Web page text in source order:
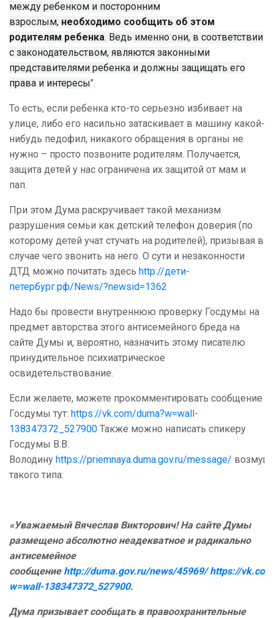
между ребенком и посторонним
взрослым, необходимо сообщить об этом
родителям ребенка. Ведь именно они, в соответствии
с законодательством, являются законными
представителями ребенка и должны защищать его
права и интересы".
То есть, если ребенка кто-то серьезно избивает на
улице, либо его насильно затаскивает в машину какой-
нибудь педофил, никакого обращения в органы не
нужно – просто позвоните родителям. Получается,
защита детей у нас ограничена их защитой от мам и
пап.
При этом Дума раскручивает такой механизм
разрушения семьи как детский телефон доверия (по
которому детей учат стучать на родителей), призывая в
случае чего звонить на него. О сути и незаконности
ДТД можно почитать здесь http://дети-
петербург.рф/News/?newsid=1362
Надо бы провести внутреннюю проверку Госдумы на
предмет авторства этого антисемейного бреда на
сайте Думы и, вероятно, назначить этому писателю
принудительное психиатрическое
освидетельствование.
Если желаете, можете прокомментировать сообщение
Госдумы тут: https://vk.com/duma?w=wall-
138347372_527900 Также можно написать спикеру
Госдумы В.В.
Володину https://priemnaya.duma.gov.ru/message/
такого типа:
«Уважаемый Вячеслав Викторович! На сайте Думы
размещено абсолютно неадекватное и радикально
антисемейное
сообщение http://duma.gov.ru/news/45969/ https://
w=wall-138347372_527900.
Дума призывает сообщать в правоохранительные